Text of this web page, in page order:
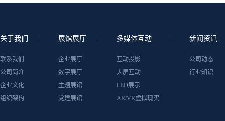
关于我们
联系我们
公司简介
企业文化
组织架构
展馆展厅
企业展厅
数字展厅
主题展馆
党建展馆
多媒体互动
互动投影
大屏互动
LED展示
AR/VR虚拟现实
新闻资讯
公司动态
行业知识